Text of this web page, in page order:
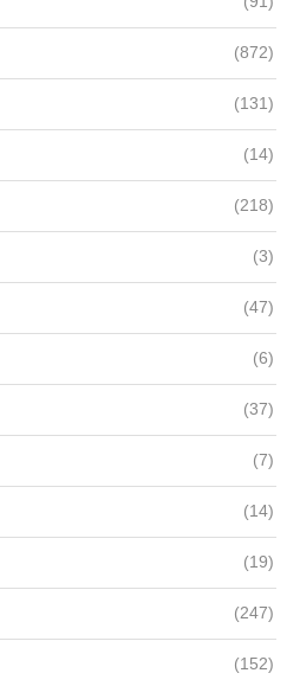
(872)
(131)
(14)
(218)
(3)
(47)
(6)
(37)
(7)
(14)
(19)
(247)
(152)